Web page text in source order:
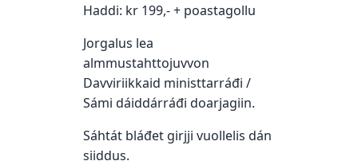
Haddi: kr 199,- + poastagollu
Jorgalus lea
almmustahttojuvvon
Davviriikkaid ministtarráđi /
Sámi dáiddárráđi doarjagiin.
Sáhtát bláđet girjji vuollelis dán
siiddus.